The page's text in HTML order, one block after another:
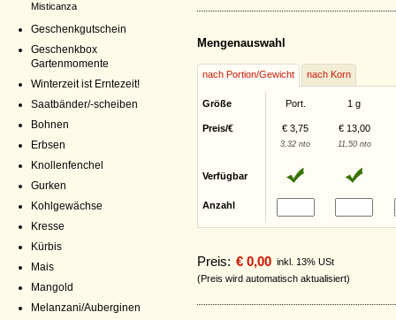
Misticanza
Geschenkgutschein
Geschenkbox
Gartenmomente
Winterzeit ist Erntezeit!
Saatbänder/-scheiben
Bohnen
Erbsen
Knollenfenchel
Gurken
Kohlgewächse
Kresse
Kürbis
Mais
Mangold
Melanzani/Auberginen
Mengenauswahl
nach Portion/Gewicht nach Korn
Größe Port. 1 g
Preis/€ € 3,75 € 13,00
3,32 nto 11,50 nto
Verfügbar
Anzahl
Preis: € 0,00 inkl. 13% USt
(Preis wird automatisch aktualisiert)